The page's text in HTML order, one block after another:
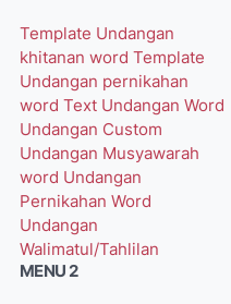
Template Undangan
khitanan word Template
Undangan pernikahan
word Text Undangan Word
Undangan Custom
Undangan Musyawarah
word Undangan
Pernikahan Word
Undangan
Walimatul/Tahlilan
MENU 2